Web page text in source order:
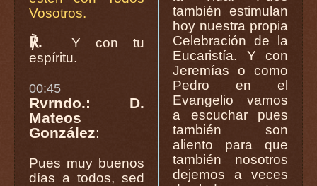
Vosotros.
℟.
Y con tu
espíritu.
00:45
Rvrndo.: D.
Mateos
González:
Pues muy buenos
días a todos, sed
también estimulan
hoy nuestra propia
Celebración de la
Eucaristía. Y con
Jeremías o como
Pedro en el
Evangelio vamos
a escuchar pues
también son
aliento para que
también nosotros
dejemos a veces